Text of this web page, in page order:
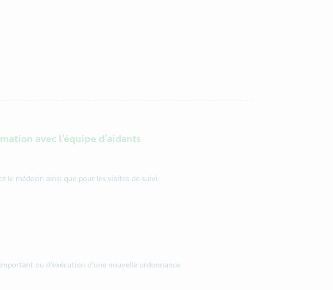
avec l’équipe d’aidants
le médecin ainsi que pour les visites de suivi.
ou d’exécution d’une nouvelle ordonnance.